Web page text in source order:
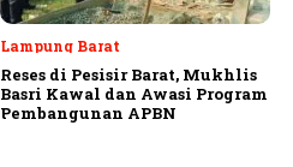
Lampung Barat
Reses di Pesisir Barat, Mukhlis
Basri Kawal dan Awasi Program
Pembangunan APBN